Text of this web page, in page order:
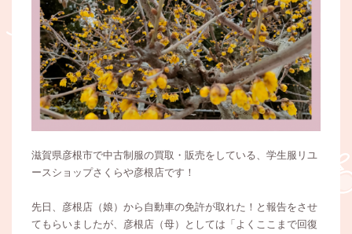
滋賀県彦根市で中古制服の買取・販売をしている、学生服リユ
ースショップさくらや彦根店です！
先日、彦根店（娘）から自動車の免許が取れた！と報告をさせ
てもらいましたが、彦根店（母）としては「よくここまで回復